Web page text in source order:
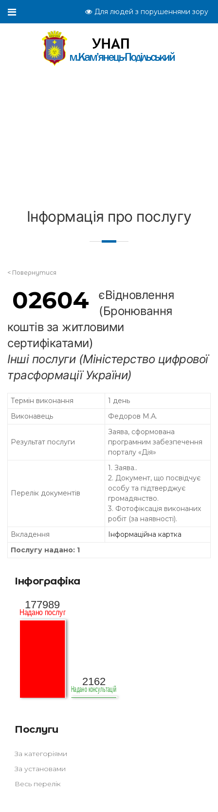
Для людей з порушеннями зору
Інформація про послугу
< Повернутися
02604
єВідновлення
(Бронювання
коштів за житловими
сертифікатами)
Інші послуги (Міністерство цифрової
трасформації України)
Термін виконання
1 день
Виконавець
Федоров М.А.
Результат послуги
Заява, сформована
програмним забезпечення
порталу «Дія»
Перелік документів
1. Заява..
2. Документ, що посвідчує
особу та підтверджує
громадянство.
3. Фотофіксація виконаних
робіт (за наявності).
Вкладення
Інформаційна картка
Послугу надано: 1
Інфографіка
Послуги
За категоріями
За установами
Весь перелік